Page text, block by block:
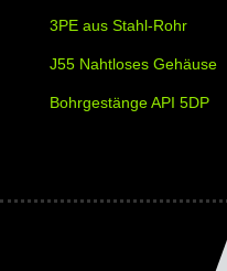
3PE aus Stahl-Rohr
J55 Nahtloses Gehäuse
Bohrgestänge API 5DP